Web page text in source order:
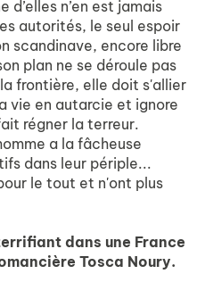
n’en est jamais
autorités, le seul espoir
scandinave, encore libre
plan ne se déroule pas
frontière, elle doit s'allier
vie en autarcie et ignore
régner la terreur.
a la fâcheuse
dans leur périple...
le tout et n'ont plus
dans une France
Tosca Noury.